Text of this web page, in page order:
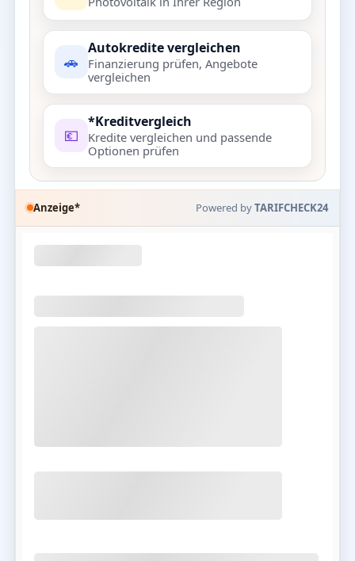
🚗
Autokredite vergleichen
Finanzierung prüfen, Angebote
vergleichen
💶
*Kreditvergleich
Kredite vergleichen und passende
Optionen prüfen
Anzeige* Powered byTARIFCHECK24